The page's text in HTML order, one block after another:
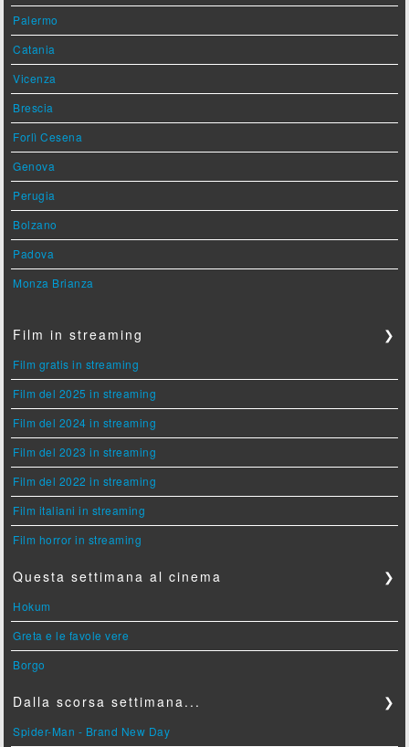
Palermo
Catania
Vicenza
Brescia
Forlì Cesena
Genova
Perugia
Bolzano
Padova
Monza Brianza
Film in streaming ❯
Film gratis in streaming
Film del 2025 in streaming
Film del 2024 in streaming
Film del 2023 in streaming
Film del 2022 in streaming
Film italiani in streaming
Film horror in streaming
Questa settimana al cinema ❯
Hokum
Greta e le favole vere
Borgo
Dalla scorsa settimana... ❯
Spider-Man - Brand New Day